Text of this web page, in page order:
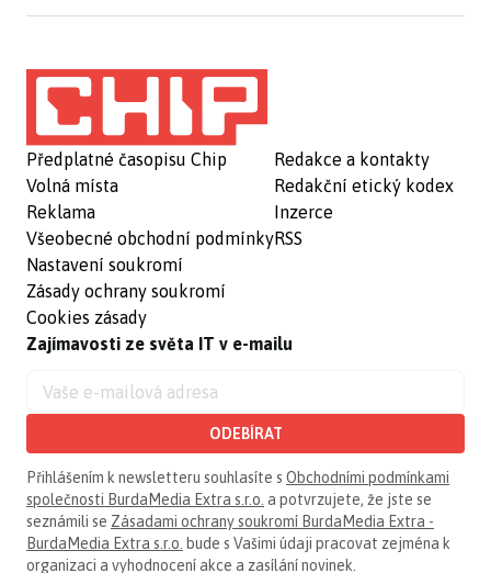
Předplatné časopisu Chip
Volná místa
Reklama
Všeobecné obchodní podmínky
Nastavení soukromí
Zásady ochrany soukromí
Cookies zásady
Redakce a kontakty
Redakční etický kodex
Inzerce
RSS
Zajímavosti ze světa IT v e-mailu
ODEBÍRAT
Přihlášením k newsletteru souhlasíte s Obchodními podmínkami
společnosti BurdaMedia Extra s.r.o. a potvrzujete, že jste se
seznámili se Zásadami ochrany soukromí BurdaMedia Extra -
BurdaMedia Extra s.r.o. bude s Vašimi údaji pracovat zejména k
organizaci a vyhodnocení akce a zasílání novinek.